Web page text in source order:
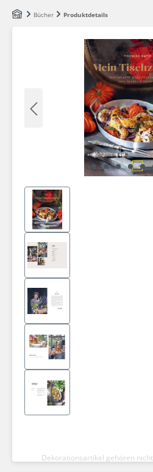
Zum Hauptinhalt springen
Bücher Produktdetails
Dekorationsartikel gehören